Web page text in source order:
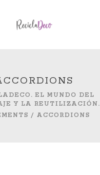
EL MUNDO DEL
Y LA REUTILIZACIÓN.
/ ACCORDIONS